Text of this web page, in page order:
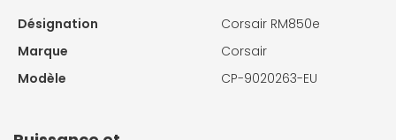
Désignation
Corsair RM850e
Marque
Corsair
Modèle
CP-9020263-EU